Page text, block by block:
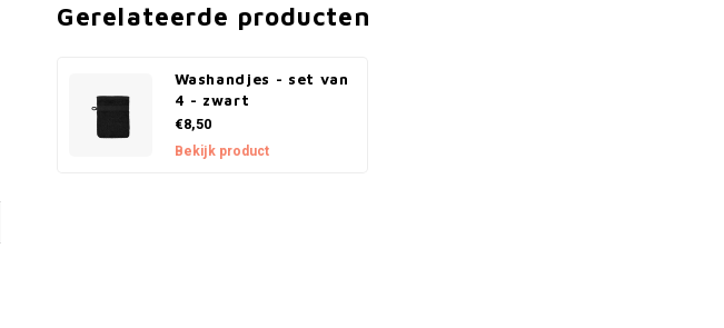
Gerelateerde producten
Washandjes - set van
4 - zwart
€8,50
Bekijk product